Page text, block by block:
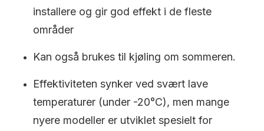
installere og gir god effekt i de fleste
områder
Kan også brukes til kjøling om sommeren.
Effektiviteten synker ved svært lave
temperaturer (under -20°C), men mange
nyere modeller er utviklet spesielt for